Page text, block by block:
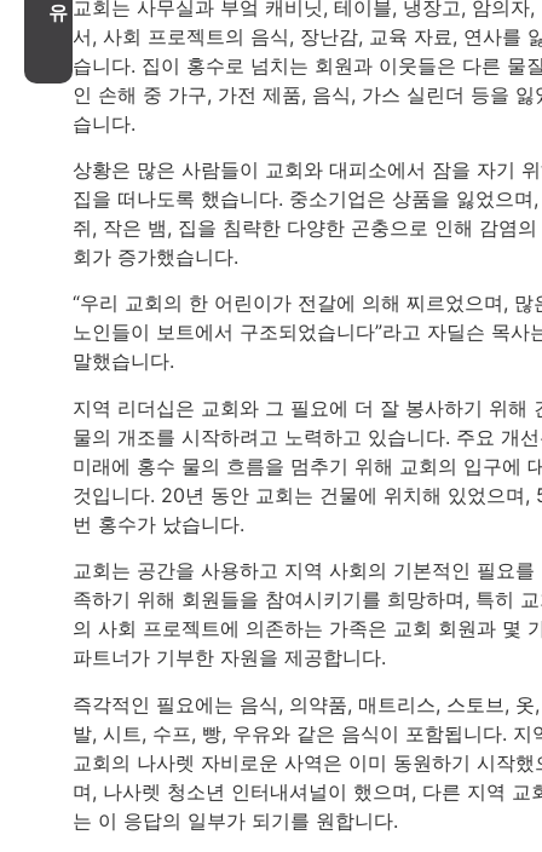
유 교회는 사무실과 부엌 캐비닛, 테이블, 냉장고, 암의자,
서, 사회 프로젝트의 음식, 장난감, 교육 자료, 연사를
습니다. 집이 홍수로 넘치는 회원과 이웃들은 다른 물
인 손해 중 가구, 가전 제품, 음식, 가스 실린더 등을 잃
습니다.
상황은 많은 사람들이 교회와 대피소에서 잠을 자기
집을 떠나도록 했습니다. 중소기업은 상품을 잃었으며,
쥐, 작은 뱀, 집을 침략한 다양한 곤충으로 인해 감염의
회가 증가했습니다.
“우리 교회의 한 어린이가 전갈에 의해 찌르었으며, 많
노인들이 보트에서 구조되었습니다”라고 자딜슨 목사
말했습니다.
지역 리더십은 교회와 그 필요에 더 잘 봉사하기 위해
물의 개조를 시작하려고 노력하고 있습니다. 주요 개
미래에 홍수 물의 흐름을 멈추기 위해 교회의 입구에
것입니다. 20년 동안 교회는 건물에 위치해 있었으며,
번 홍수가 났습니다.
교회는 공간을 사용하고 지역 사회의 기본적인 필요를
족하기 위해 회원들을 참여시키기를 희망하며, 특히
의 사회 프로젝트에 의존하는 가족은 교회 회원과 몇
파트너가 기부한 자원을 제공합니다.
즉각적인 필요에는 음식, 의약품, 매트리스, 스토브, 옷
발, 시트, 수프, 빵, 우유와 같은 음식이 포함됩니다. 지
교회의 나사렛 자비로운 사역은 이미 동원하기 시작했
며, 나사렛 청소년 인터내셔널이 했으며, 다른 지역 교
는 이 응답의 일부가 되기를 원합니다.